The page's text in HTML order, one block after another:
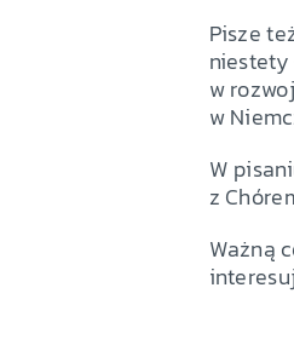
Pisze
niestety
w
w
W
z
Ważną